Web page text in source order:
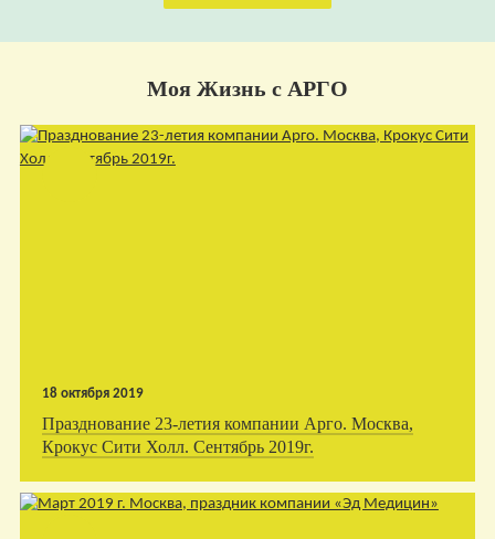
Моя Жизнь с АРГО
18 октября 2019
Празднование 23-летия компании Арго. Москва,
Крокус Сити Холл. Сентябрь 2019г.